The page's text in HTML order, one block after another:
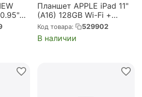
Планшет APPLE iPad 11"
(A16) 128GB Wi-Fi +
Cellular - Silver,
(невозможно установить
RuStore) (MD7F4LL/A)
Код товара: 529902
В наличии